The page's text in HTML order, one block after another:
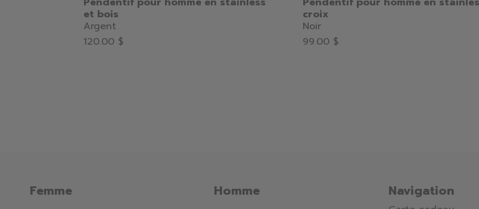
et bois
Argent
120.00 $
croix
Noir
99.00 $
Femme Homme Navigation